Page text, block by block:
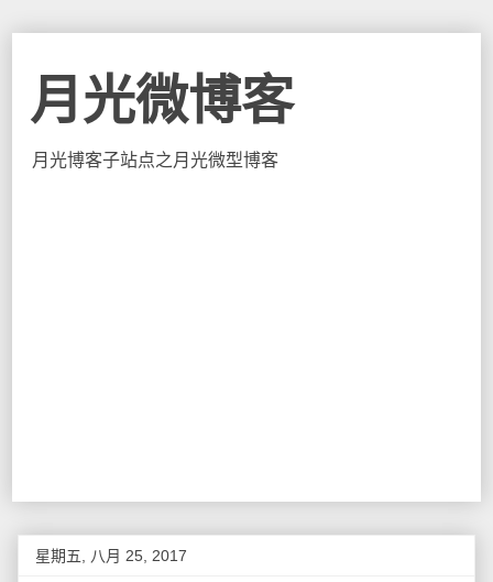
月光微博客
月光博客子站点之月光微型博客
星期五, 八月 25, 2017